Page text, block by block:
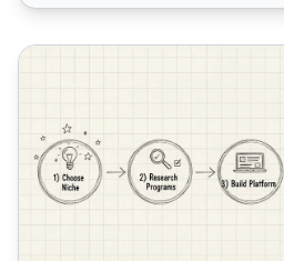
Die besten Affiliate-